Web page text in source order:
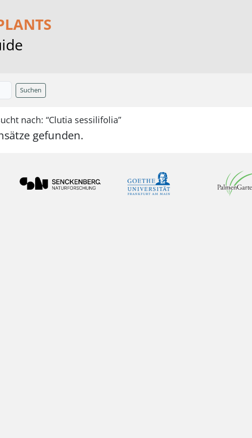
Suchen
nach: “Clutia sessilifolia”
gefunden.